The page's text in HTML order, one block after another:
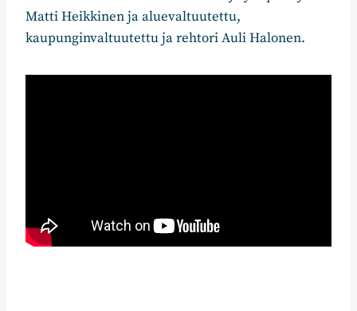
Matti Heikkinen ja aluevaltuutettu,
kaupunginvaltuutettu ja rehtori Auli Halonen.